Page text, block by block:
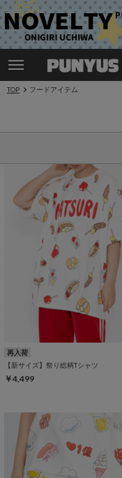
TOP フードアイテム
再入荷
【新サイズ】祭り総柄Tシャツ
￥4,499